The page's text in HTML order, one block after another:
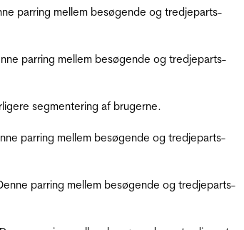
parring mellem besøgende og tredjeparts-
parring mellem besøgende og tredjeparts-
segmentering af brugerne.
parring mellem besøgende og tredjeparts-
parring mellem besøgende og tredjeparts-